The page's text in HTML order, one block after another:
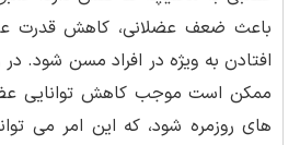
باعث ضعف عضلانی، کاهش قدرت
ممکن است موجب کاهش توانایی
های روزمره شود، که این امر می